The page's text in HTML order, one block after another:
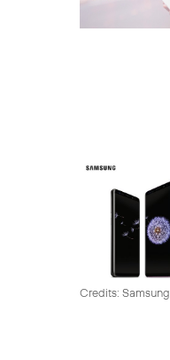
Credits: Samsung